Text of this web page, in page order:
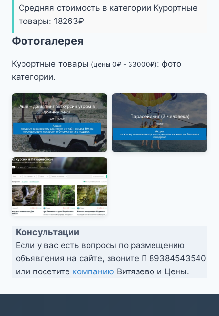
Средняя стоимость в категории Курортные
товары: 18263₽
Фотогалерея
Курортные товары (цены 0₽ - 33000₽): фото
категории.
Консультации
Если у вас есть вопросы по размещению
объявления на сайте, звоните
89384543540
или посетите компанию Витязево и Цены.